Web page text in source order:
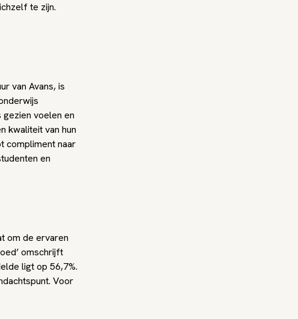
te zijn.
van Avans, is
voelen en
kwaliteit van hun
compliment naar
en
om de ervaren
omschrijft
ligt op 56,7%.
Voor